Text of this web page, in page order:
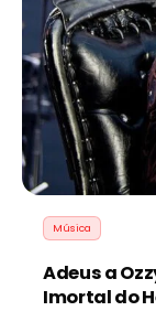
Música
Adeus a
Imortal do